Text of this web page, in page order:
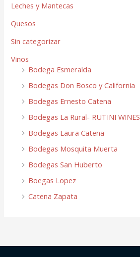
Leches y Mantecas
Quesos
Sin categorizar
Vinos
Bodega Esmeralda
Bodegas Don Bosco y California
Bodegas Ernesto Catena
Bodegas La Rural- RUTINI WINES
Bodegas Laura Catena
Bodegas Mosquita Muerta
Bodegas San Huberto
Boegas Lopez
Catena Zapata